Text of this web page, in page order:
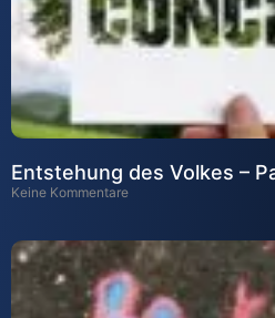
Entstehung des Volkes –
Keine Kommentare